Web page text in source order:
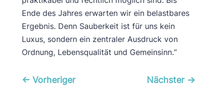
Ende des Jahres erwarten wir ein belastbares
Ergebnis. Denn Sauberkeit ist für uns kein
Luxus, sondern ein zentraler Ausdruck von
Ordnung, Lebensqualität und Gemeinsinn.“
← Vorheriger Nächster →